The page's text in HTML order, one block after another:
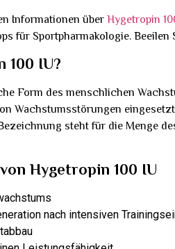
Informationen überHygetropin
für Sportpharmakologie. Beeilen
100 IU?
Form des menschlichen
Wachstumsstörungen
steht für die Menge
Hygetropin 100 IU
nach intensiven